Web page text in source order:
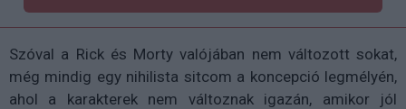
Szóval a Rick és Morty valójában nem változott sokat,
még mindig egy nihilista sitcom a koncepció legmélyén,
ahol a karakterek nem változnak igazán, amikor jól